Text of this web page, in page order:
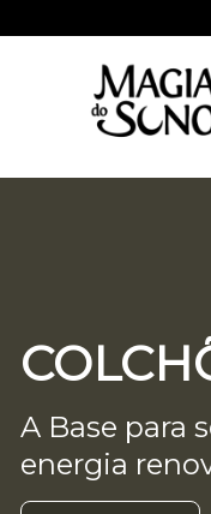
A Base para
energia